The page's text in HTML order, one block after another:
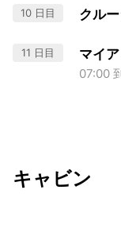
10 日目 クル
11 日目 マイ
07:00
キャビン